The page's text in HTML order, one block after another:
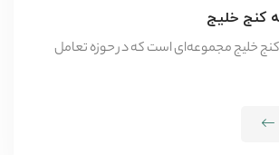
کنج خلیج
خلیج مجموعه‌ای است که در حوزه تعامل